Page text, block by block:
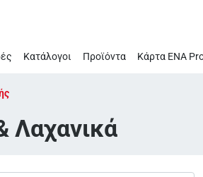
Κατάλογοι Προϊόντα Κάρτα ΕΝΑ
Λαχανικά